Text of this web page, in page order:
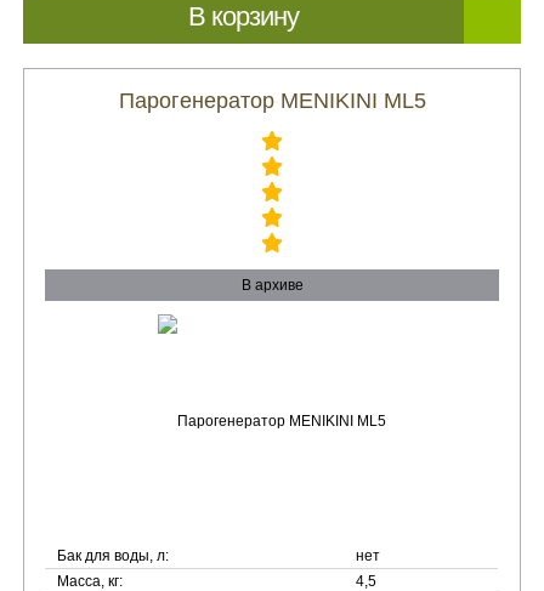
В корзину
Парогенератор MENIKINI ML5
В архиве
Бак для воды, л:
нет
Масса, кг:
4,5